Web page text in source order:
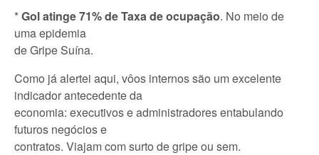
*Gol atinge 71% de Taxa de ocupação. No meio de
uma epidemia
de Gripe Suína.
Como já alertei aqui, vôos internos são um excelente
indicador antecedente da
economia: executivos e administradores entabulando
futuros negócios e
contratos. Viajam com surto de gripe ou sem.